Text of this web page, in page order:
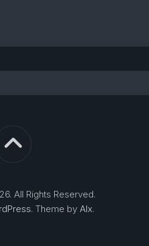
All Rights Reserved.
. Theme by Alx.